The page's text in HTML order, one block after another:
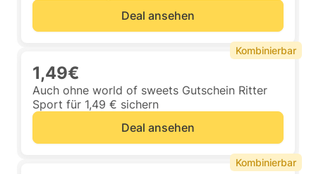
Deal ansehen
1,49€
Auch ohne world of sweets Gutschein Ritter
Sport für 1,49 € sichern
Deal ansehen
Kombinierbar
Kombinierbar